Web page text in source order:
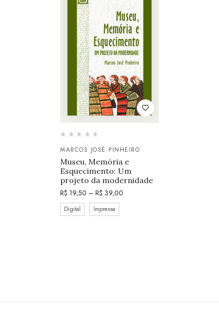
MARCOS JOSÉ PINHEIRO
Museu, Memória e
Esquecimento: Um
projeto da modernidade
R$ 19,50 – R$ 39,00
Digital Impressa